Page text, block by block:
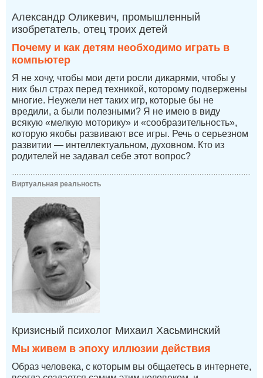
Александр Оликевич, промышленный
изобретатель, отец троих детей
Почему и как детям необходимо играть в
компьютер
Я не хочу, чтобы мои дети росли дикарями, чтобы у
них был страх перед техникой, которому подвержены
многие. Неужели нет таких игр, которые бы не
вредили, а были полезными? Я не имею в виду
всякую «мелкую моторику» и «сообразительность»,
которую якобы развивают все игры. Речь о серьезном
развитии — интеллектуальном, духовном. Кто из
родителей не задавал себе этот вопрос?
Виртуальная реальность
Кризисный психолог Михаил Хасьминский
Мы живем в эпоху иллюзии действия
Образ человека, с которым вы общаетесь в интернете,